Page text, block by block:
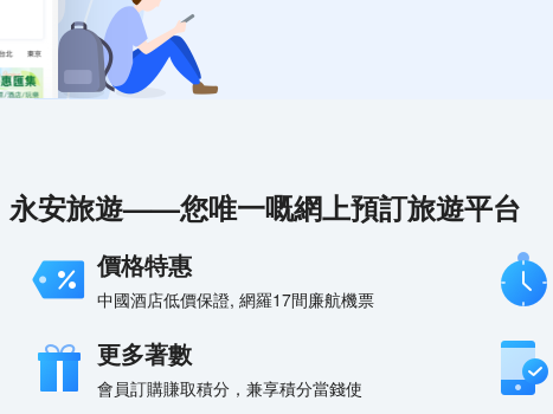
永安旅遊——您唯一嘅網上預訂旅遊平台
價格特惠
中國酒店低價保證, 網羅17間廉航機票
更多著數
會員訂購賺取積分，兼享積分當錢使